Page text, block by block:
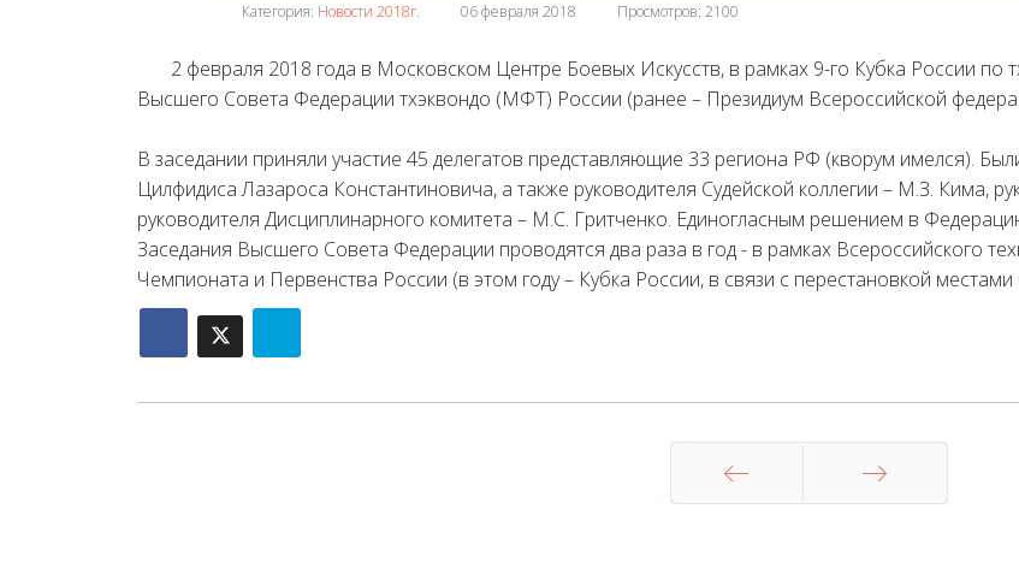
Категория: Новости 2018г. 06 февраля 2018 Просмотров: 2100
2 февраля 2018 года в Московском Центре Боевых Искусств, в рамках 9-го Кубка России по
Высшего Совета Федерации тхэквондо (МФТ) России (ранее – Президиум Всероссийской
В заседании приняли участие 45 делегатов представляющие 33 региона РФ (кворум имелся).
Цилфидиса Лазароса Константиновича, а также руководителя Судейской коллегии – М.З. Кима,
руководителя Дисциплинарного комитета – М.С. Гритченко. Единогласным решением в
Заседания Высшего Совета Федерации проводятся два раза в год - в рамках Всероссийского
Чемпионата и Первенства России (в этом году – Кубка России, в связи с перестановкой